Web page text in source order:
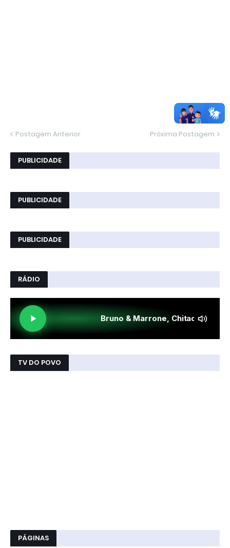
Postagem Anterior Próxima Postagem
PUBLICIDADE
PUBLICIDADE
PUBLICIDADE
RÁDIO
TV DO POVO
PÁGINAS